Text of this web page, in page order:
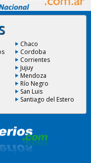
Chaco
Cordoba
Corrientes
Jujuy
Mendoza
Río Negro
San Luis
Santiago del Estero